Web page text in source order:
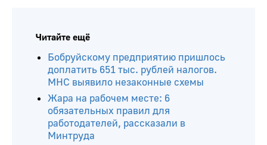
Читайте ещё
Бобруйскому предприятию пришлось
доплатить 651 тыс. рублей налогов.
МНС выявило незаконные схемы
Жара на рабочем месте: 6
обязательных правил для
работодателей, рассказали в
Минтруда